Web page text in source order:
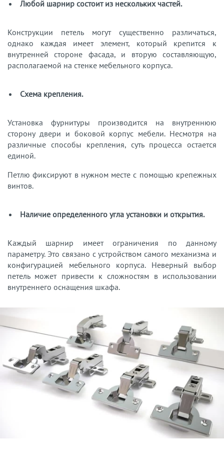
Любой шарнир состоит из нескольких частей.
Конструкции петель могут существенно различаться,
однако каждая имеет элемент, который крепится к
внутренней стороне фасада, и вторую составляющую,
располагаемой на стенке мебельного корпуса.
Схема крепления.
Установка фурнитуры производится на внутреннюю
сторону двери и боковой корпус мебели. Несмотря на
различные способы крепления, суть процесса остается
единой.
Петлю фиксируют в нужном месте с помощью крепежных
винтов.
Наличие определенного угла установки и открытия.
Каждый шарнир имеет ограничения по данному
параметру. Это связано с устройством самого механизма и
конфигурацией мебельного корпуса. Неверный выбор
петель может привести к сложностям в использовании
внутреннего оснащения шкафа.